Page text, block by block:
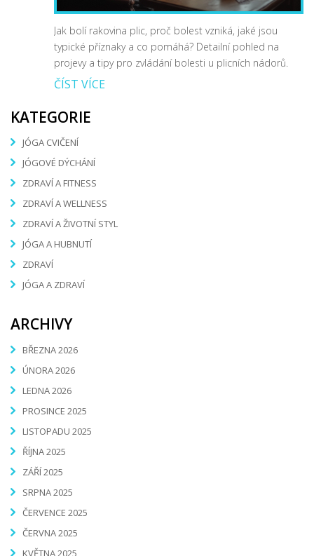
Jak bolí rakovina plic, proč bolest vzniká, jaké jsou
typické příznaky a co pomáhá? Detailní pohled na
projevy a tipy pro zvládání bolesti u plicních nádorů.
ČÍST VÍCE
KATEGORIE
JÓGA CVIČENÍ
JÓGOVÉ DÝCHÁNÍ
ZDRAVÍ A FITNESS
ZDRAVÍ A WELLNESS
ZDRAVÍ A ŽIVOTNÍ STYL
JÓGA A HUBNUTÍ
ZDRAVÍ
JÓGA A ZDRAVÍ
ARCHIVY
BŘEZNA 2026
ÚNORA 2026
LEDNA 2026
PROSINCE 2025
LISTOPADU 2025
ŘÍJNA 2025
ZÁŘÍ 2025
SRPNA 2025
ČERVENCE 2025
ČERVNA 2025
KVĚTNA 2025